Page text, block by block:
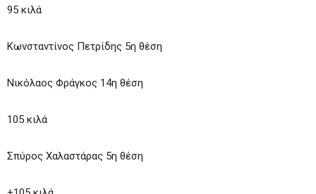
95 κιλά
Κωνσταντίνος Πετρίδης 5η θέση
Νικόλαος Φράγκος 14η θέση
105 κιλά
Σπύρος Χαλαστάρας 5η θέση